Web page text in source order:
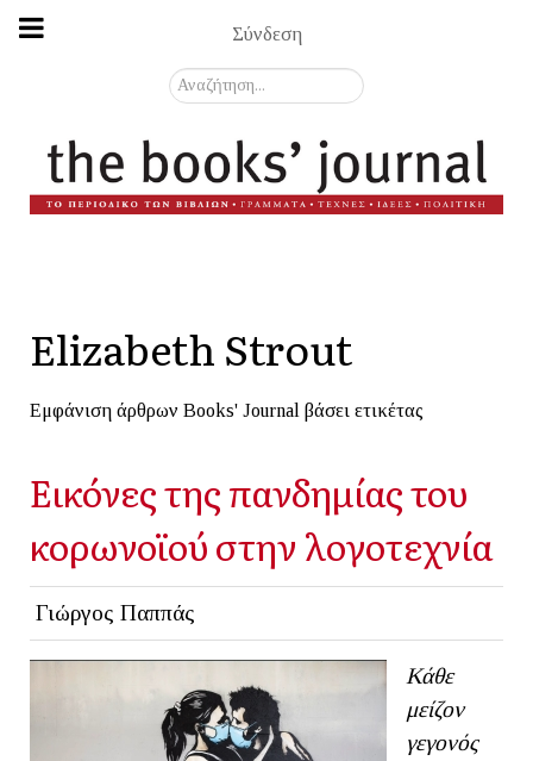
Σύνδεση
Αναζήτηση...
Elizabeth Strout
Εμφάνιση άρθρων Books' Journal βάσει ετικέτας
Εικόνες της πανδημίας του
κορωνοϊού στην λογοτεχνία
Γιώργος Παππάς
Κάθε
μείζον
γεγονός